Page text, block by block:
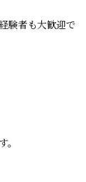
験者も大歓迎で
。